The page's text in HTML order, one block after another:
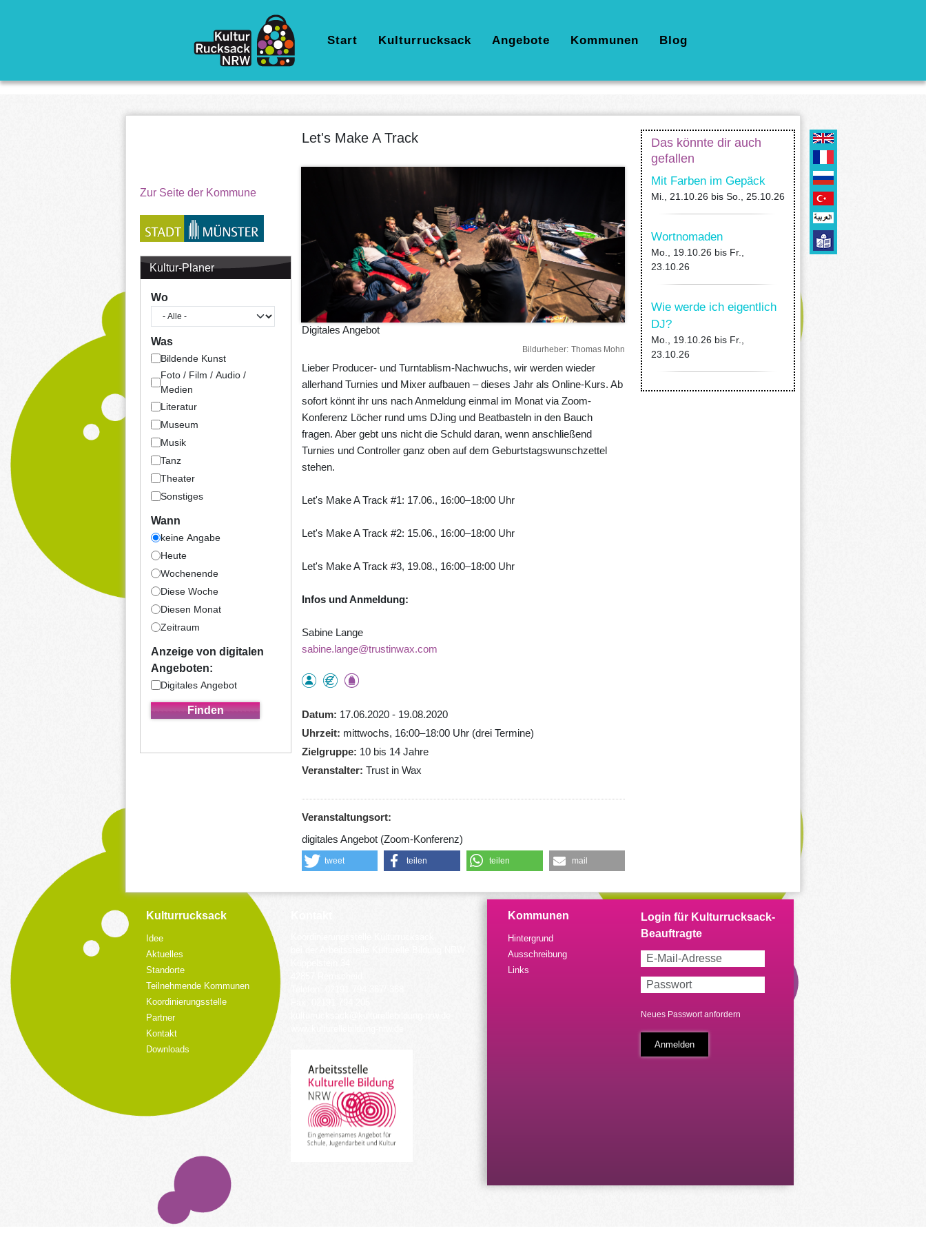
Hauptnavigation
Start Kulturrucksack Angebote Kommunen Blog
Zur Seite der Kommune
Kultur-Planer
Wo
Was
Bildende Kunst
Foto / Film / Audio /
Medien
Literatur
Museum
Musik
Tanz
Theater
Sonstiges
Wann
keine Angabe
Heute
Wochenende
Diese Woche
Diesen Monat
Zeitraum
Anzeige von digitalen
Angeboten:
Digitales Angebot
Let's Make A Track
Digitales Angebot
Bildurheber Thomas Mohn
Lieber Producer- und Turntablism-Nachwuchs, wir werden wieder
allerhand Turnies und Mixer aufbauen – dieses Jahr als Online-Kurs. Ab
sofort könnt ihr uns nach Anmeldung einmal im Monat via Zoom-
Konferenz Löcher rund ums DJing und Beatbasteln in den Bauch
fragen. Aber gebt uns nicht die Schuld daran, wenn anschließend
Turnies und Controller ganz oben auf dem Geburtstagswunschzettel
stehen.
Let's Make A Track #1: 17.06., 16:00–18:00 Uhr
Let's Make A Track #2: 15.06., 16:00–18:00 Uhr
Let's Make A Track #3, 19.08., 16:00–18:00 Uhr
Infos und Anmeldung:
Sabine Lange
sabine.lange@trustinwax.com
Datum
17.06.2020 - 19.08.2020
Uhrzeit
mittwochs, 16:00–18:00 Uhr (drei Termine)
Zielgruppe
10 bis 14 Jahre
Veranstalter Trust in Wax
Veranstaltungsort:
digitales Angebot (Zoom-Konferenz)
tweet teilen teilen mail
Das könnte dir auch
gefallen
Mit Farben im Gepäck
Mi., 21.10.26 bis So., 25.10.26
Wortnomaden
Mo., 19.10.26 bis Fr.,
23.10.26
Wie werde ich eigentlich
DJ?
Mo., 19.10.26 bis Fr.,
23.10.26
Kulturrucksack
Idee
Aktuelles
Standorte
Teilnehmende Kommunen
Koordinierungsstelle
Partner
Kontakt
Downloads
Kommunen
Hintergrund
Ausschreibung
Links
Neues Passwort anfordern